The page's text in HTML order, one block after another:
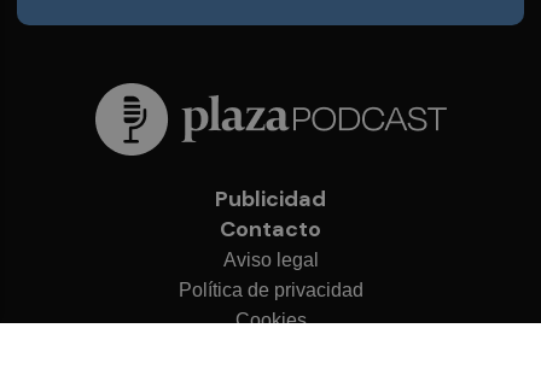
Publicidad
Contacto
Aviso legal
Política de privacidad
Cookies